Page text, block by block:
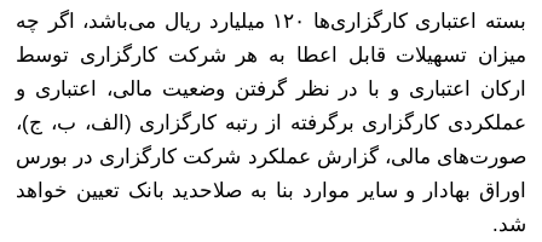
بسته اعتباری کارگزاری‌ها ۱۲۰ میلیارد ریال می‌باشد، اگر چه
میزان تسهیلات قابل اعطا به هر شرکت کارگزاری توسط
ارکان اعتباری و با در نظر گرفتن وضعیت مالی، اعتباری و
عملکردی کارگزاری برگرفته از رتبه کارگزاری (الف، ب، ج)،
صورت‌های مالی، گزارش عملکرد شرکت کارگزاری در بورس
اوراق بهادار و سایر موارد بنا به صلاحدید بانک تعیین خواهد
شد.